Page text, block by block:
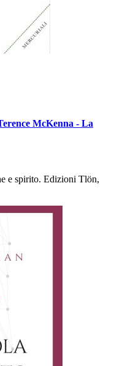
McKenna - La
e spirito. Edizioni Tlön,